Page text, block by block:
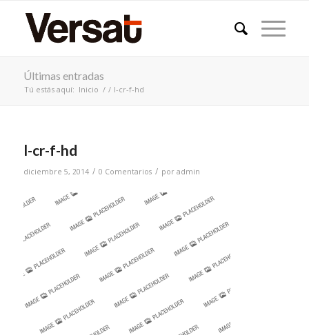
Últimas entradas
Tú estás aquí: Inicio / / l-cr-f-hd
l-cr-f-hd
diciembre 5, 2014 / 0 Comentarios / por admin